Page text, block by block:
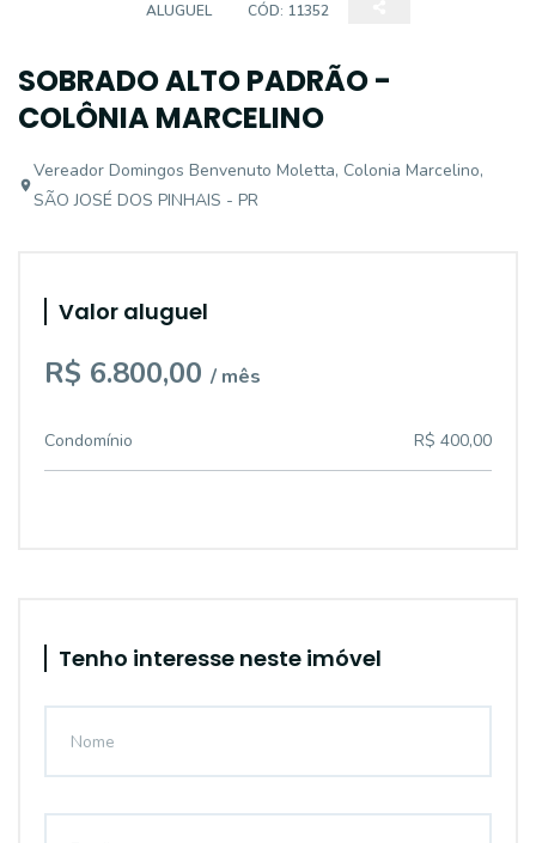
ALUGUEL CÓD: 11352
SOBRADO ALTO PADRÃO -
COLÔNIA MARCELINO
Vereador Domingos Benvenuto Moletta, Colonia Marcelino,
SÃO JOSÉ DOS PINHAIS - PR
Valor aluguel
R$ 6.800,00 / mês
Condomínio R$ 400,00
Tenho interesse neste imóvel